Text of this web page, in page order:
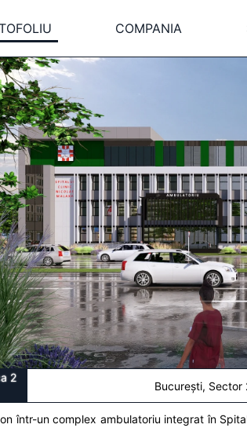
COMPANIA
2
București,
într-un complex ambulatoriu integrat în